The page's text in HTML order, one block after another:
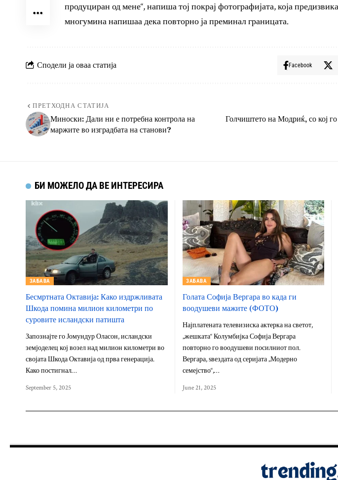
продуциран од мене“, напиша тој покрај фотографијата, која
многумина напишаа дека повторно ја преминал границата.
Сподели ја оваа статија Facebook
ПРЕТХОДНА СТАТИЈА
Миноски: Дали ни е потребна контрола на
маржите во изградбата на станови?
Голчиштето на Модриќ, со кој
БИ МОЖЕЛО ДА ВЕ ИНТЕРЕСИРА
ЗАБАВА
Бесмртната Октавија: Како издржливата
Шкода помина милион километри по
суровите исландски патишта
Запознајте го Јомундур Оласон, исландски
земјоделец кој возел над милион километри во
својата Шкода Октавија од прва генерација.
Како постигнал…
September 5, 2025
ЗАБАВА
Голата Софија Вергара во када ги
воодушеви мажите (ФОТО)
Најплатената телевизиска актерка на светот,
„жешката“ Колумбијка Софија Вергара
повторно го воодушеви посилниот пол.
Вергара, ѕвездата од серијата „Модерно
семејство“,…
June 21, 2025